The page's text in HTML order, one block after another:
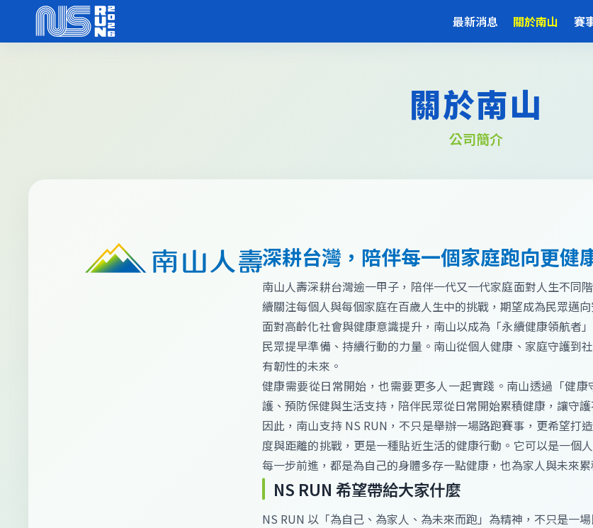
最新消息 關於南山 賽
關於南山
公司簡介
深耕台灣，陪伴每一個家庭跑向更健
南山人壽深耕台灣逾一甲子，陪伴一代又一代家庭面對人生不同
續關注每個人與每個家庭在百歲人生中的挑戰，期望成為民眾邁
面對高齡化社會與健康意識提升，南山以成為「永續健康領航者
民眾提早準備、持續行動的力量。南山從個人健康、家庭守護到
有韌性的未來。
健康需要從日常開始，也需要更多人一起實踐。南山透過「健
護、預防保健與生活支持，陪伴民眾從日常開始累積健康，讓守
因此，南山支持 NS RUN，不只是舉辦一場路跑賽事，更希望打
度與距離的挑戰，更是一種貼近生活的健康行動。它可以是一個
每一步前進，都是為自己的身體多存一點健康，也為家人與未來累
NS RUN 希望帶給大家什麼
NS RUN 以「為自己、為家人、為未來而跑」為精神，不只是一